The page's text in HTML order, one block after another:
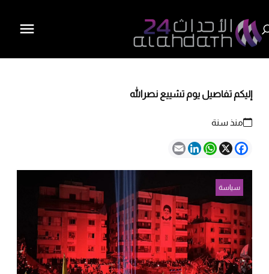
إليكم تفاصيل يوم تشييع نصرالله
منذ سنة
Facebook
X
WhatsApp
LinkedIn
Email
سياسة